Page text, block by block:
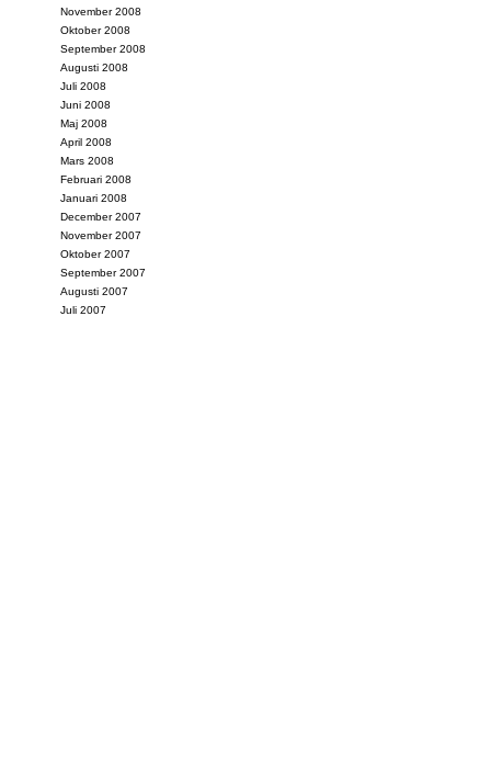
November 2008
Oktober 2008
September 2008
Augusti 2008
Juli 2008
Juni 2008
Maj 2008
April 2008
Mars 2008
Februari 2008
Januari 2008
December 2007
November 2007
Oktober 2007
September 2007
Augusti 2007
Juli 2007